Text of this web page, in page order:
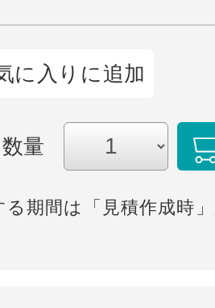
に入りに追加
数量
る期間は「見積作成時